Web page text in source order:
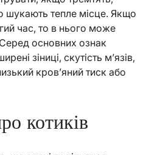
шукають тепле місце. Якщо
час, то в нього може
основних ознак
зіниці, скутість м’язів,
кров’яний тиск або
котиків